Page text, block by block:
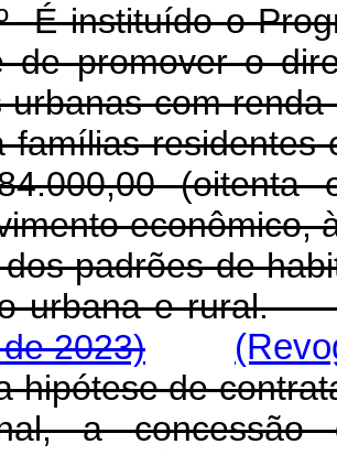
É instituído o
de promover o
urbanas com
famílias residentes
(oitenta
econômico,
padrões de
urbana e
2023)
hipótese de
a concessão